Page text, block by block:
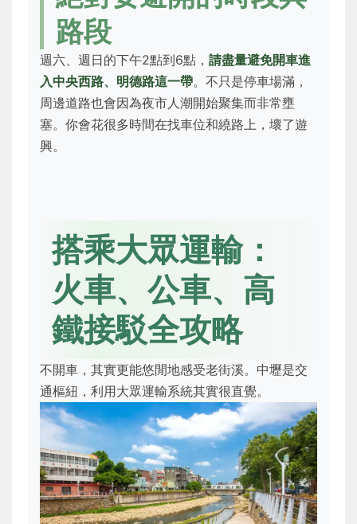
路段
週六、週日的下午2點到6點， 請盡量避免開車進
入中央西路、明德路這一帶。不只是停車場滿，
周邊道路也會因為夜市人潮開始聚集而非常壅
塞。你會花很多時間在找車位和繞路上，壞了遊
興。
搭乘大眾運輸：
火車、公車、高
鐵接駁全攻略
不開車，其實更能悠閒地感受老街溪。中壢是交
通樞紐，利用大眾運輸系統其實很直覺。